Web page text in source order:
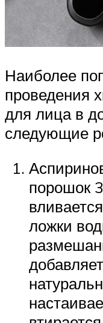
Наиболее
проведения
для лица в
следующие
порошок
ложки